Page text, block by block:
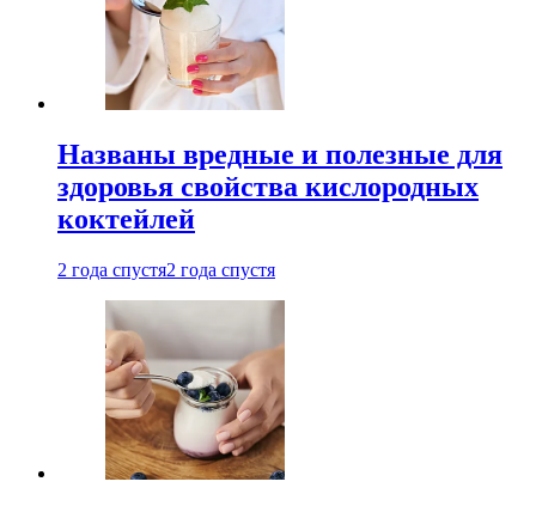
Названы вредные и полезные для
здоровья свойства кислородных
коктейлей
2 года спустя2 года спустя